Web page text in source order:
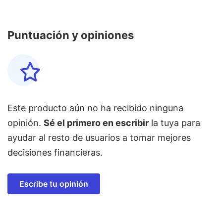
Puntuación y opiniones
Este producto aún no ha recibido ninguna
opinión. Sé el primero en escribir la tuya para
ayudar al resto de usuarios a tomar mejores
decisiones financieras.
Escribe tu opinión